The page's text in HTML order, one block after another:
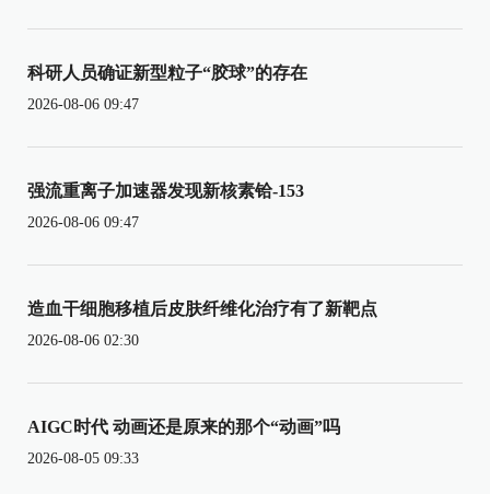
科研人员确证新型粒子“胶球”的存在
2026-08-06 09:47
强流重离子加速器发现新核素铪-153
2026-08-06 09:47
造血干细胞移植后皮肤纤维化治疗有了新靶点
2026-08-06 02:30
AIGC时代 动画还是原来的那个“动画”吗
2026-08-05 09:33